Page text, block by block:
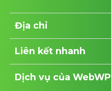
Địa chỉ
Liên kết nhanh
Dịch vụ của WebWP